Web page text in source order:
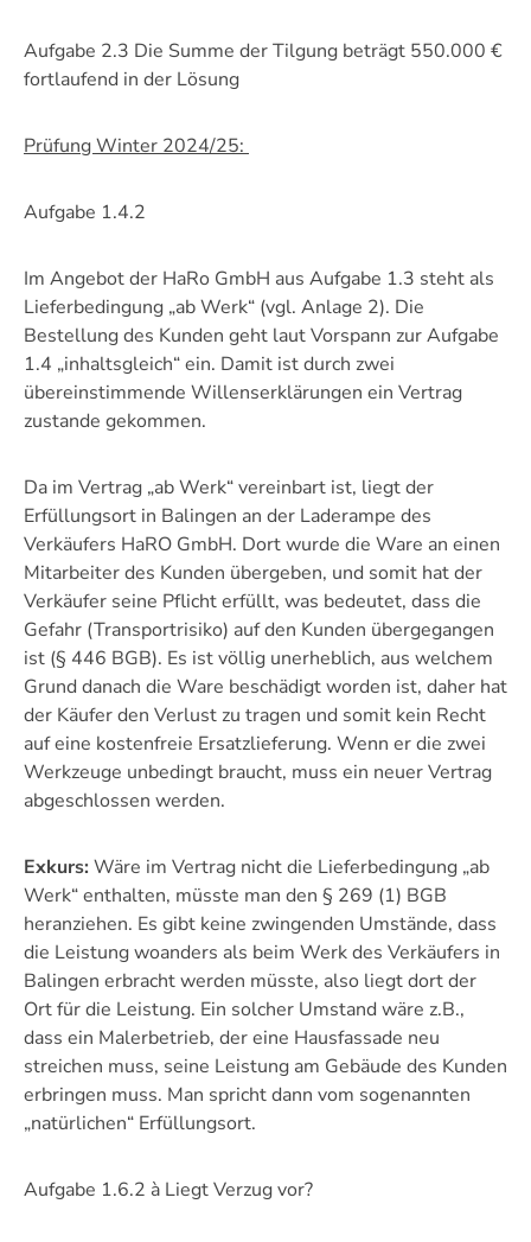
Aufgabe 2.3 Die Summe der Tilgung beträgt 550.000 €
fortlaufend in der Lösung
Prüfung Winter 2024/25:
Aufgabe 1.4.2
Im Angebot der HaRo GmbH aus Aufgabe 1.3 steht als
Lieferbedingung „ab Werk“ (vgl. Anlage 2). Die
Bestellung des Kunden geht laut Vorspann zur Aufgabe
1.4 „inhaltsgleich“ ein. Damit ist durch zwei
übereinstimmende Willenserklärungen ein Vertrag
zustande gekommen.
Da im Vertrag „ab Werk“ vereinbart ist, liegt der
Erfüllungsort in Balingen an der Laderampe des
Verkäufers HaRO GmbH. Dort wurde die Ware an einen
Mitarbeiter des Kunden übergeben, und somit hat der
Verkäufer seine Pflicht erfüllt, was bedeutet, dass die
Gefahr (Transportrisiko) auf den Kunden übergegangen
ist (§ 446 BGB). Es ist völlig unerheblich, aus welchem
Grund danach die Ware beschädigt worden ist, daher hat
der Käufer den Verlust zu tragen und somit kein Recht
auf eine kostenfreie Ersatzlieferung. Wenn er die zwei
Werkzeuge unbedingt braucht, muss ein neuer Vertrag
abgeschlossen werden.
Exkurs: Wäre im Vertrag nicht die Lieferbedingung „ab
Werk“ enthalten, müsste man den § 269 (1) BGB
heranziehen. Es gibt keine zwingenden Umstände, dass
die Leistung woanders als beim Werk des Verkäufers in
Balingen erbracht werden müsste, also liegt dort der
Ort für die Leistung. Ein solcher Umstand wäre z.B.,
dass ein Malerbetrieb, der eine Hausfassade neu
streichen muss, seine Leistung am Gebäude des Kunden
erbringen muss. Man spricht dann vom sogenannten
„natürlichen“ Erfüllungsort.
Aufgabe 1.6.2 à Liegt Verzug vor?